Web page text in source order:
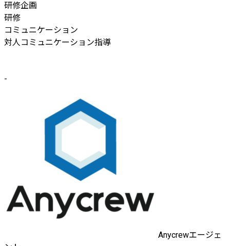
研修企画
研修
コミュニケーション
対人コミュニケーション指導
-
Anycrewエージェ